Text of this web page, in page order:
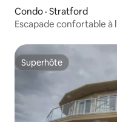
Condo · Stratford
Escapade confortable à
Superhôte
Superhôte